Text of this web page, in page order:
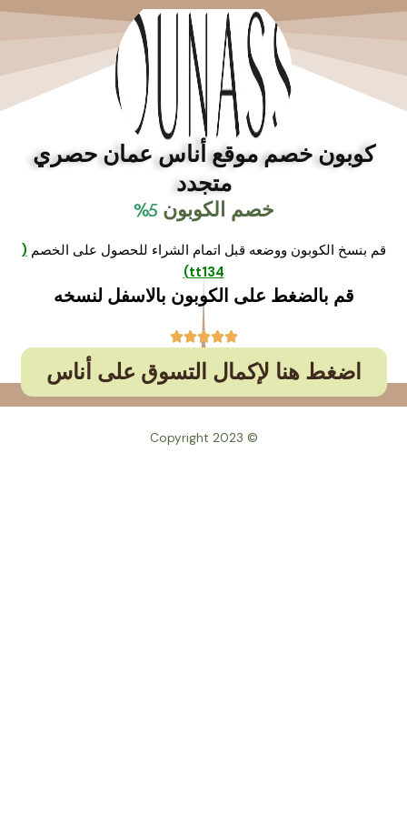
تخطي
كوبون خصم موقع أناس عمان حصري
متجدد
خصم الكوبون 5%
قم بنسخ الكوبون ووضعه قبل اتمام الشراء للحصول على الخصم (
tt134)
قم بالضغط على الكوبون بالاسفل لنسخه





اضغط هنا لإكمال التسوق على أناس
© Copyright 2023